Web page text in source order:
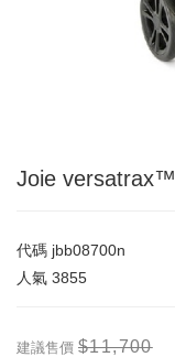
Joie
代碼 jbb08700n
人氣 3855
建議售價 $11,700